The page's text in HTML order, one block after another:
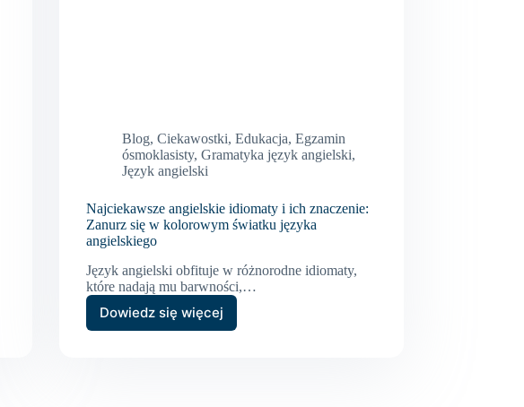
Blog,Ciekawostki,Edukacja,Egzamin
ósmoklasisty,Gramatyka język angielski,
Język angielski
Najciekawsze angielskie idiomaty i ich znaczenie:
Zanurz się w kolorowym światku języka
angielskiego
Język angielski obfituje w różnorodne idiomaty,
które nadają mu barwności,…
Dowiedz się więcej
Najciekawsze